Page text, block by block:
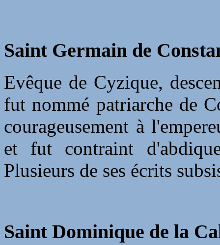
Saint Germain de
Evêque de Cyzique,
fut nommé patriarche de
courageusement à
et fut contraint
Plusieurs de ses écrits
Saint Dominique de la